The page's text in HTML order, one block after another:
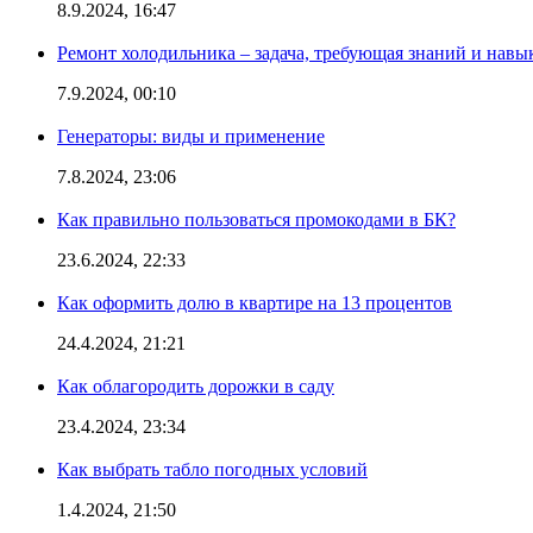
8.9.2024, 16:47
Ремонт холодильника – задача, требующая знаний и
7.9.2024, 00:10
Генераторы: виды и применение
7.8.2024, 23:06
Как правильно пользоваться промокодами в БК?
23.6.2024, 22:33
Как оформить долю в квартире на 13 процентов
24.4.2024, 21:21
Как облагородить дорожки в саду
23.4.2024, 23:34
Как выбрать табло погодных условий
1.4.2024, 21:50